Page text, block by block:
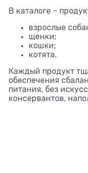
В каталоге –
взрослые
щенки;
кошки;
котята.
Каждый продукт
обеспечения
питания, без
консервантов,